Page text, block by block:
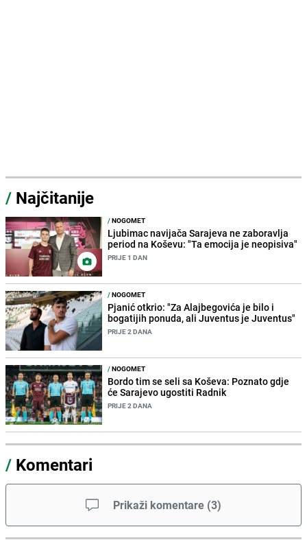
/ Najčitanije
/NOGOMET
Ljubimac navijača Sarajeva ne zaboravlja
period na Koševu: "Ta emocija je neopisiva"
PRIJE 1 DAN
/NOGOMET
Pjanić otkrio: "Za Alajbegovića je bilo i
bogatijih ponuda, ali Juventus je Juventus"
PRIJE 2 DANA
/NOGOMET
Bordo tim se seli sa Koševa: Poznato gdje
će Sarajevo ugostiti Radnik
PRIJE 2 DANA
/ Komentari
Prikaži komentare (3)